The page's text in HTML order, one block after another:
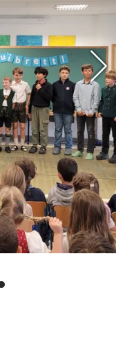
an kloana
Joar wieda: